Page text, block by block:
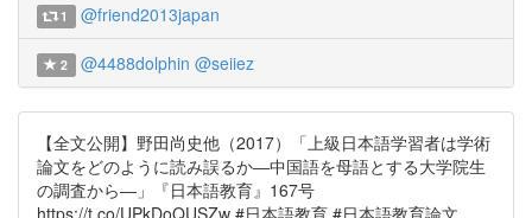
1 @friend2013japan
2 @4488dolphin @seiiez
【全文公開】野田尚史他（2017）「上級日本語学習者は学術
論文をどのように読み誤るか―中国語を母語とする大学院生
の調査から―」『日本語教育』167号
https://t.co/UPkDoQUSZw #日本語教育 #日本語教育論文